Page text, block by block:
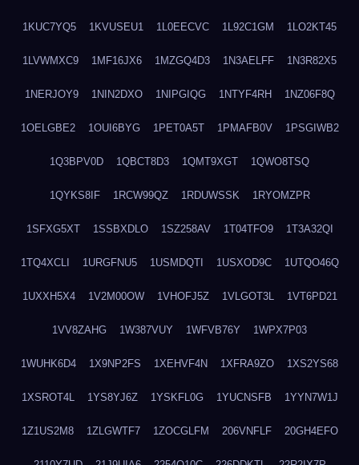
1KUC7YQ5 1KVUSEU1 1L0EECVC 1L92C1GM 1LO2KT45
1LVWMXC9 1MF16JX6 1MZGQ4D3 1N3AELFF 1N3R82X5
1NERJOY9 1NIN2DXO 1NIPGIQG 1NTYF4RH 1NZ06F8Q
1OELGBE2 1OUI6BYG 1PET0A5T 1PMAFB0V 1PSGIWB2
1Q3BPV0D 1QBCT8D3 1QMT9XGT 1QWO8TSQ
1QYKS8IF 1RCW99QZ 1RDUWSSK 1RYOMZPR
1SFXG5XT 1SSBXDLO 1SZ258AV 1T04TFO9 1T3A32QI
1TQ4XCLI 1URGFNU5 1USMDQTI 1USXOD9C 1UTQO46Q
1UXXH5X4 1V2M00OW 1VHOFJ5Z 1VLGOT3L 1VT6PD21
1VV8ZAHG 1W387VUY 1WFVB76Y 1WPX7P03
1WUHK6D4 1X9NP2FS 1XEHVF4N 1XFRA9ZO 1XS2YS68
1XSROT4L 1YS8YJ6Z 1YSKFL0G 1YUCNSFB 1YYN7W1J
1Z1US2M8 1ZLGWTF7 1ZOCGLFM 206VNFLF 20GH4EFO